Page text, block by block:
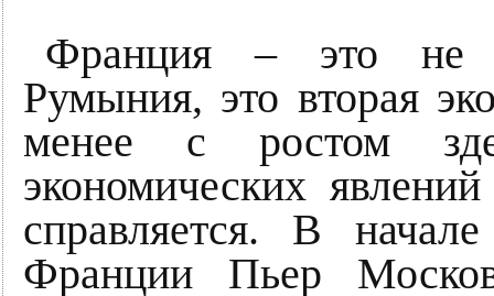
Франция – это не
Румыния, это вторая
менее с ростом
экономических
справляется. В
Франции Пьер